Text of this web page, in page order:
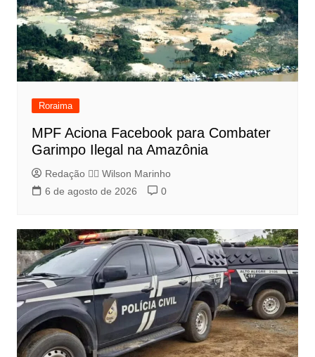
Roraima
MPF Aciona Facebook para Combater
Garimpo Ilegal na Amazônia
Redação 👨‍⚖️​ Wilson Marinho
6 de agosto de 2026
0